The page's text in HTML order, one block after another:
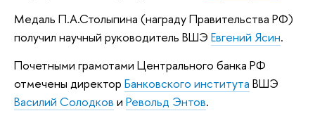
Медаль П.А.Столыпина (награду Правительства РФ)
получил научный руководитель ВШЭ Евгений Ясин.
Почетными грамотами Центрального банка РФ
отмечены директор Банковского института ВШЭ
Василий Солодков и Револьд Энтов.